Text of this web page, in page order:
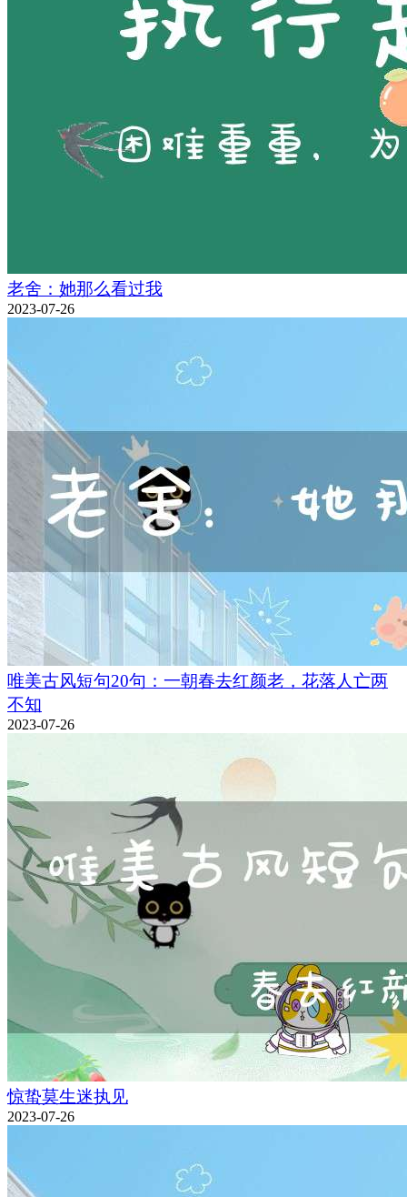
老舍：她那么看过我
2023-07-26
唯美古风短句20句：一朝春去红颜老，花落人亡两
不知
2023-07-26
惊蛰莫生迷执见
2023-07-26